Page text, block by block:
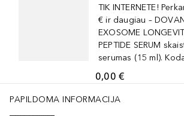
TIK INTERNETE!
€ ir daugiau –
EXOSOME
PEPTIDE SERUM
serumas (15 ml).
0,00 €
PAPILDOMA INFORMACIJA